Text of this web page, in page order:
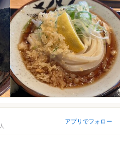
アプリでフォロー